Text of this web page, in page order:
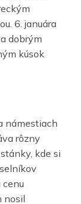
6. januára
a dobrým
kúsok
námestiach
rôzny
kde si
nosil